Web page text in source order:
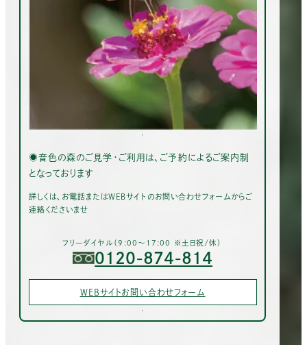
◉音色の森のご見学・ご利用は、ご予約によるご案内制
となっております
詳しくは、お電話またはWEBサイトのお問い合わせフォームからご
連絡くださいませ
フリーダイヤル（9:00〜17:00 ※土日祝/休）
0120-874-814
WEBサイトお問い合わせフォーム